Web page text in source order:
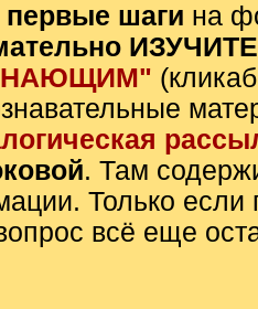
шаги на
. Там
Только если
всё еще